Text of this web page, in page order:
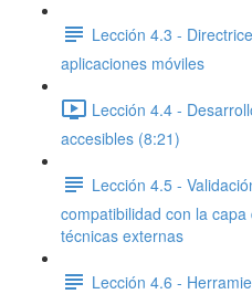
Lección 4.3 -
aplicaciones móviles
Lección 4.4 -
accesibles (8:21)
Lección 4.5 -
compatibilidad con la
técnicas externas
Lección 4.6 -